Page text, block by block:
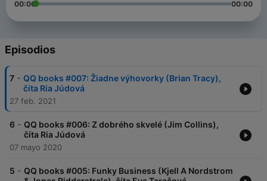
00:00 00:00
Episodios
7 - QQ books #007: Žiadne výhovorky (Brian Tracy),
číta Ria Júdová
27 feb. 2021
6 - QQ books #006: Z dobrého skvelé (Jim Collins),
číta Ria Júdová
07 mayo 2020
5 - QQ books #005: Funky Business (Kjell A Nordstrom